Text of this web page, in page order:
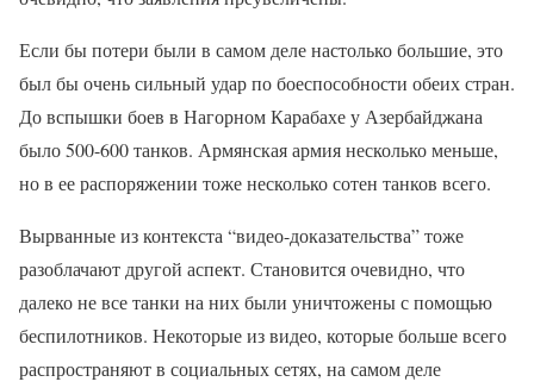
Если бы потери были в самом деле настолько большие, это
был бы очень сильный удар по боеспособности обеих стран.
До вспышки боев в Нагорном Карабахе у Азербайджана
было 500-600 танков. Армянская армия несколько меньше,
но в ее распоряжении тоже несколько сотен танков всего.
Вырванные из контекста “видео-доказательства” тоже
разоблачают другой аспект. Становится очевидно, что
далеко не все танки на них были уничтожены с помощью
беспилотников. Некоторые из видео, которые больше всего
распространяют в социальных сетях, на самом деле